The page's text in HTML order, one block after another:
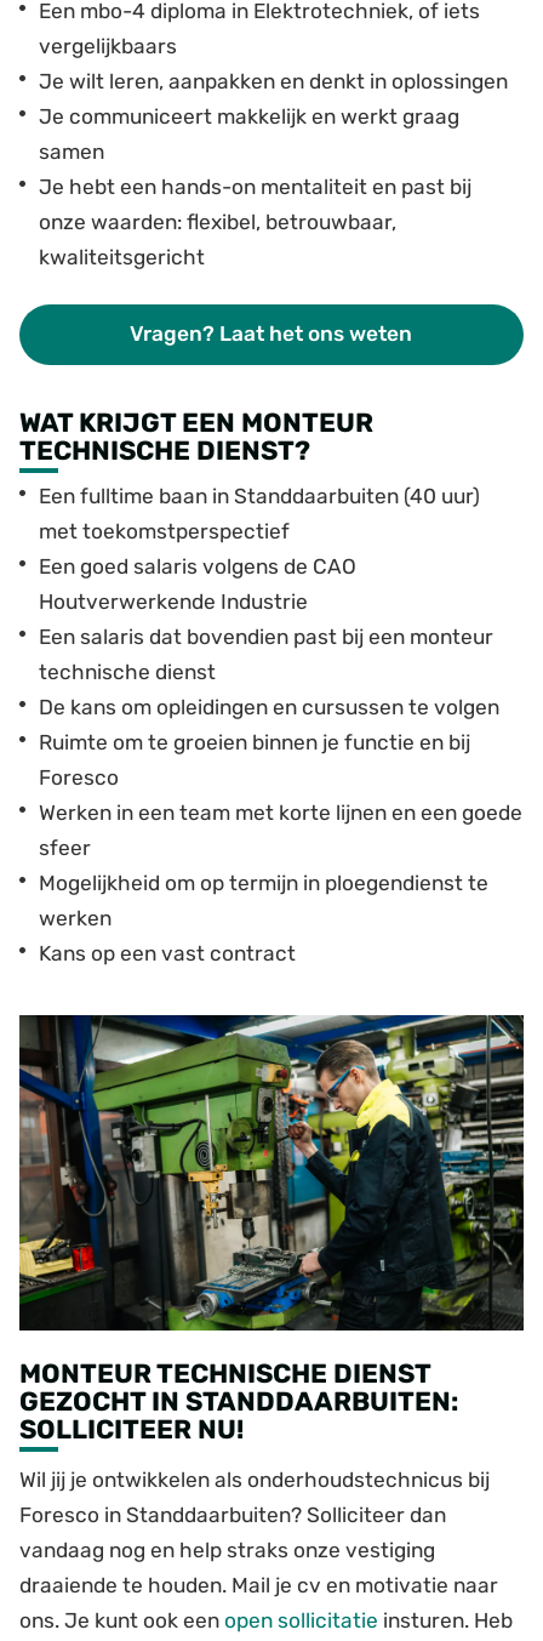
Een mbo-4 diploma in Elektrotechniek, of iets
vergelijkbaars
Je wilt leren, aanpakken en denkt in oplossingen
Je communiceert makkelijk en werkt graag
samen
Je hebt een hands-on mentaliteit en past bij
onze waarden: flexibel, betrouwbaar,
kwaliteitsgericht
Vragen? Laat het ons weten
WAT KRIJGT EEN MONTEUR
TECHNISCHE DIENST?
Een fulltime baan in Standdaarbuiten (40 uur)
met toekomstperspectief
Een goed salaris volgens de CAO
Houtverwerkende Industrie
Een salaris dat bovendien past bij een monteur
technische dienst
De kans om opleidingen en cursussen te volgen
Ruimte om te groeien binnen je functie en bij
Foresco
Werken in een team met korte lijnen en een goede
sfeer
Mogelijkheid om op termijn in ploegendienst te
werken
Kans op een vast contract
MONTEUR TECHNISCHE DIENST
GEZOCHT IN STANDDAARBUITEN:
SOLLICITEER NU!
Wil jij je ontwikkelen als onderhoudstechnicus bij
Foresco in Standdaarbuiten? Solliciteer dan
vandaag nog en help straks onze vestiging
draaiende te houden. Mail je cv en motivatie naar
ons. Je kunt ook een open sollicitatie insturen. Heb